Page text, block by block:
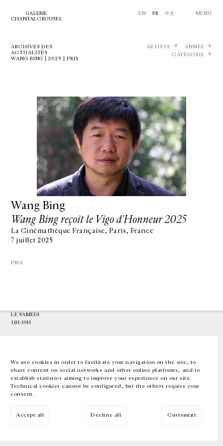
We use cookies in order to facilitate your navigation on the site, to
share content on social networks and other online platforms, and to
establish statistics aiming to improve your experience on our site.
Technical cookies cannot be configured, but the others require your
consent.
Accept all Decline all Customize
GALERIE
CHANTAL CROUSEL
EN FR 中文 MENU
ARCHIVES DES
ACTUALITÉS
WANG BING | 2025 | PRIX
ARTISTE
ANNÉE
CATÉGORIE
Wang Bing
Wang Bing reçoit le Vigo d'Honneur 2025
La Cinémathèque Française, Paris, France
7 juillet 2025
PRIX
GALERIE CHANTAL CROUSEL
T.+33 1 42 77 38 87
LE SAMEDI
11H-19H
EN FR 中文 Facebook Instagram
Inscrivez-vous à notre newsletter